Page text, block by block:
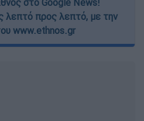
στο Google News!
λεπτό προς λεπτό, με την
www.ethnos.gr